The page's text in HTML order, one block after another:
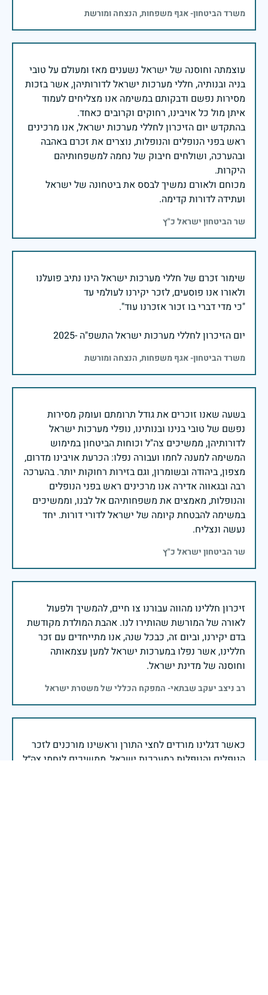
משרד הביטחון- אגף משפחות, הנצחה ומורשת
עוצמתה וחוסנה של ישראל נשענים מאז ומעולם על טובי
בניה ובנותיה, חללי מערכות ישראל לדורותיהן, אשר בזכות
מסירות נפשם ודבקותם במשימה אנו מצליחים לעמוד
בהתקדש יום הזיכרון לחללי מערכות ישראל, אנו מרכינים
ראש בפני הנופלים והנופלות, נוצרים את זכרם באהבה
ובהערכה, ושולחים חיבוק של נחמה למשפחותיהם
מכוחם ולאורם נמשיך לבסס את ביטחונה של ישראל
ועתידה לדורות קדימה.
שר הביטחון ישראל כ"ץ
שימור זכרם של חללי מערכות ישראל הינו נתיב פועלנו
יום הזיכרון לחללי מערכות ישראל התשפ"ה -2025
משרד הביטחון- אגף משפחות, הנצחה ומורשת
בשעה שאנו זוכרים את גודל תרומתם ועומק מסירות
נפשם של טובי בנינו ובנותינו, נופלי מערכות ישראל
לדורותיהן, ממשיכים צה"ל וכוחות הביטחון במימוש
המשימה למענה לחמו ועבורה נפלו: הכרעת אויבינו מדרום,
מצפון, ביהודה ובשומרון, וגם בזירות רחוקות יותר. בהערכה
רבה ובגאווה אדירה אנו מרכינים ראש בפני הנופלים
והנופלות, מאמצים את משפחותיהם אל לבנו, וממשיכים
במשימה להבטחת קיומה של ישראל לדורי דורות. יחד
נעשה ונצליח.
שר הביטחון ישראל כ"ץ
זיכרון חללינו מהווה עבורנו צו חיים, להמשיך ולפעול
לאורה של המורשת שהותירו לנו. אהבת המולדת מקודשת
בדם יקירנו, וביום זה, כבכל שנה, אנו מתייחדים עם זכר
חללינו, אשר נפלו במערכות ישראל למען עצמאותה
וחוסנה של מדינת ישראל.
רב ניצב יעקב שבתאי- המפקח הכללי של משטרת ישראל
כאשר דגלינו מורדים לחצי התורן וראשינו מורכנים לזכר
הנופלים והנופלות במערכות ישראל, ממשיכים לוחמי צה״ל